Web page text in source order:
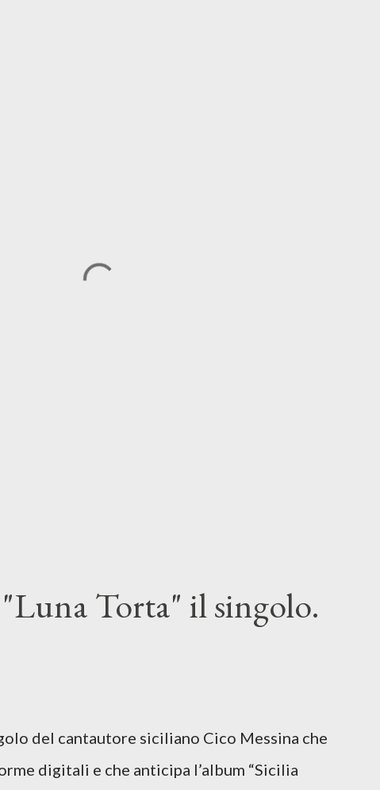
Torta" il singolo.
del cantautore siciliano Cico Messina che
digitali e che anticipa l’album “Sicilia